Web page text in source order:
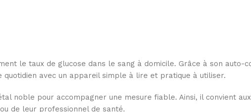
le taux de glucose dans le sang à domicile. Grâce à son auto-
quotidien avec un appareil simple à lire et pratique à utiliser.
noble pour accompagner une mesure fiable. Ainsi, il convient
de leur professionnel de santé.